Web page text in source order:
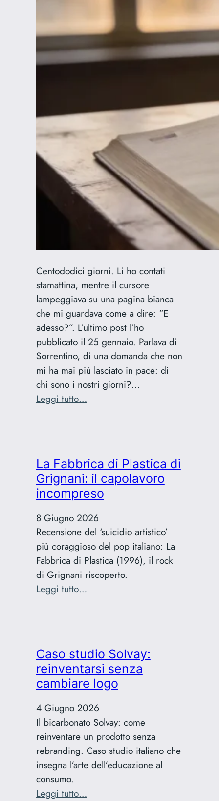
Centododici giorni. Li ho contati
stamattina, mentre il cursore
lampeggiava su una pagina bianca
che mi guardava come a dire: “E
adesso?”. L’ultimo post l’ho
pubblicato il 25 gennaio. Parlava di
Sorrentino, di una domanda che non
mi ha mai più lasciato in pace: di
chi sono i nostri giorni?…
Leggi tutto…:
perché
sono
tornato
a
scrivere
La Fabbrica di Plastica di
Grignani: il capolavoro
incompreso
8 Giugno 2026
Recensione del ‘suicidio artistico’
più coraggioso del pop italiano: La
Fabbrica di Plastica (1996), il rock
di Grignani riscoperto.
Leggi tutto…:
di
Grignani:
il
capolavoro
incompreso
Caso studio Solvay:
reinventarsi senza
cambiare logo
4 Giugno 2026
Il bicarbonato Solvay: come
reinventare un prodotto senza
rebranding. Caso studio italiano che
insegna l’arte dell’educazione al
consumo.
Leggi tutto…: